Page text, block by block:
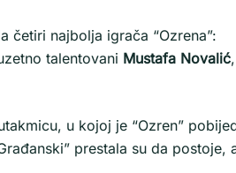
četiri najbolja igrača “Ozrena”:
talentovani Mustafa Novalić
u kojoj je “Ozren”
prestala su da